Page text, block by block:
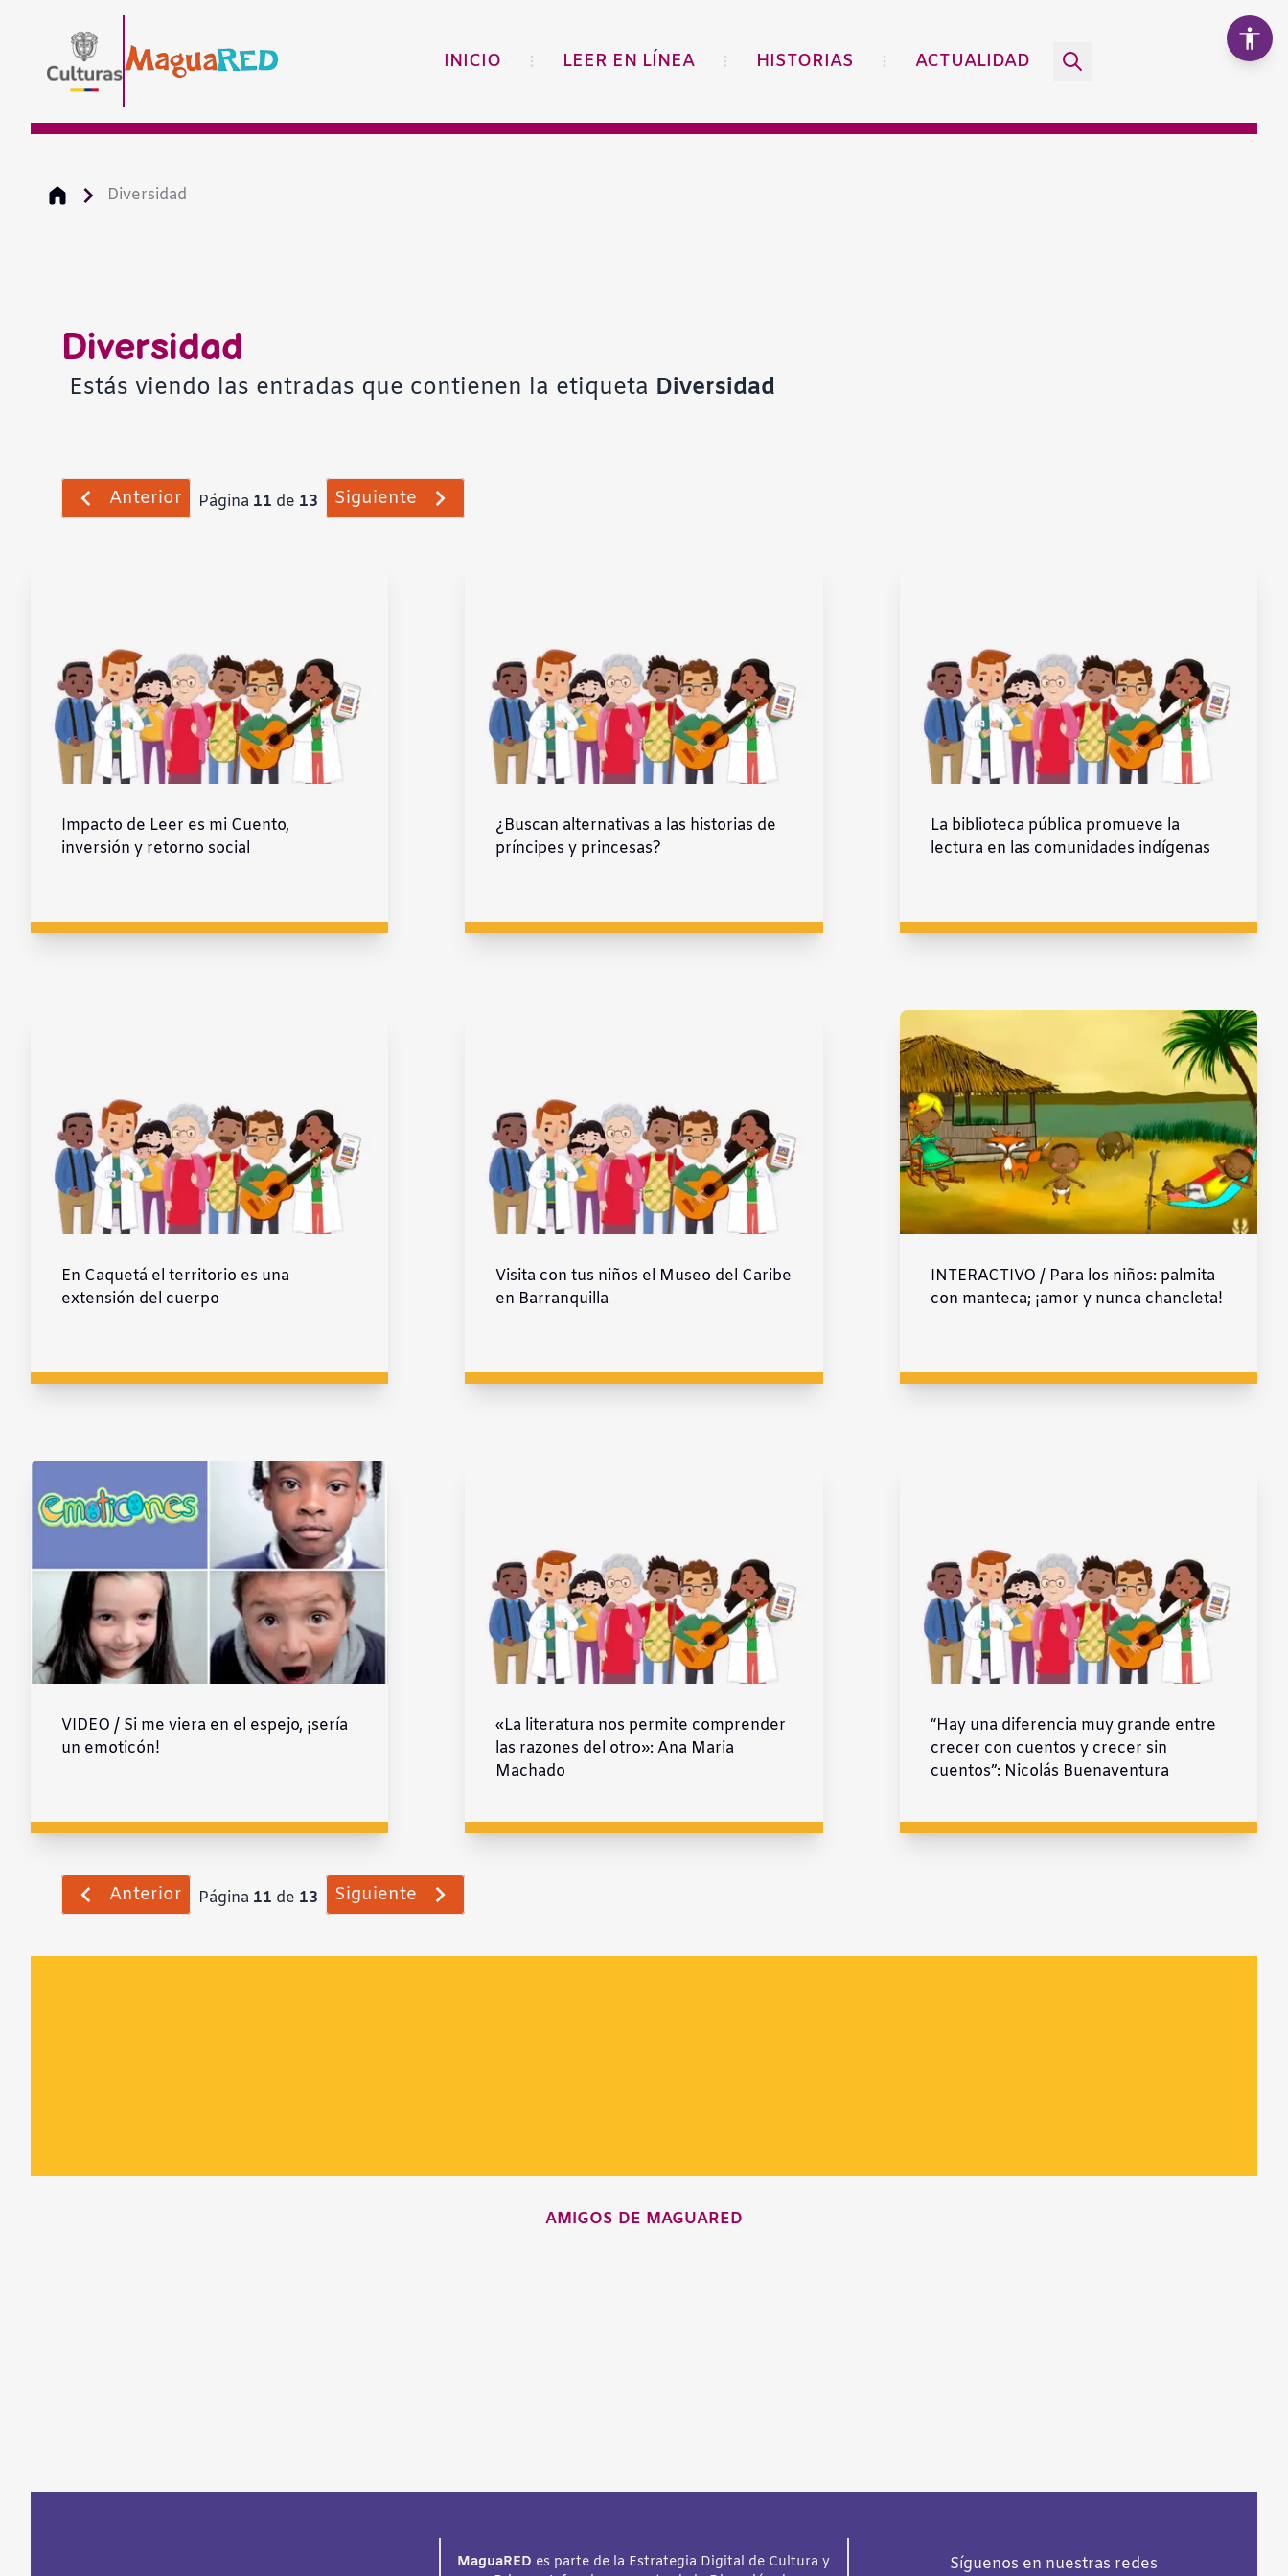
INICIO LEER EN LÍNEA HISTORIAS ACTUALIDAD
Diversidad
Diversidad
Estás viendo las entradas que contienen la etiqueta Diversidad
Anterior Página 11 de 13 Siguiente
Impacto de Leer es mi Cuento,
inversión y retorno social
¿Buscan alternativas a las historias de
príncipes y princesas?
La biblioteca pública promueve la
lectura en las comunidades indígenas
En Caquetá el territorio es una
extensión del cuerpo
Visita con tus niños el Museo del Caribe
en Barranquilla
INTERACTIVO / Para los niños: palmita
con manteca; ¡amor y nunca chancleta!
VIDEO / Si me viera en el espejo, ¡sería
un emoticón!
«La literatura nos permite comprender
las razones del otro»: Ana Maria
Machado
“Hay una diferencia muy grande entre
crecer con cuentos y crecer sin
cuentos”: Nicolás Buenaventura
Anterior Página 11 de 13 Siguiente
AMIGOS DE MAGUARED
MaguaRED es parte de la Estrategia Digital de Cultura y
Síguenos en nuestras redes